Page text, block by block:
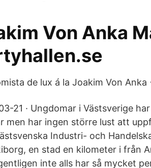
Von Anka
de lux á la Joakim Von Anka
21 · Ungdomar i Västsverige
men har ingen större lust att
Industri- och
en stad en kilometer i från
inte alls har så mycket